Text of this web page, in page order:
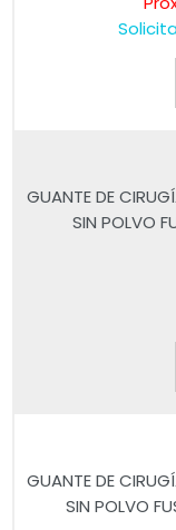
GUANTE DE
SIN POLVO
GUANTE DE
SIN POLVO